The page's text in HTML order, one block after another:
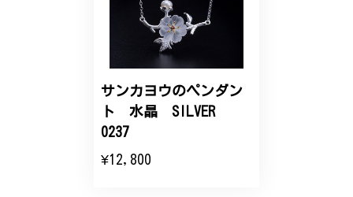
サンカヨウのペンダン
ト 水晶 SILVER
0237
¥12,800